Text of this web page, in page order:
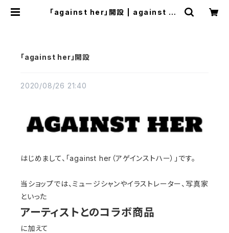
「against her」開設 | against he
「against her」開設
2020/08/26 21:40
はじめまして、「against her（アゲインストハー）」です。
当ショップでは、ミュージシャンやイラストレーター、写真家
といった
アーティストとのコラボ商品
に加えて